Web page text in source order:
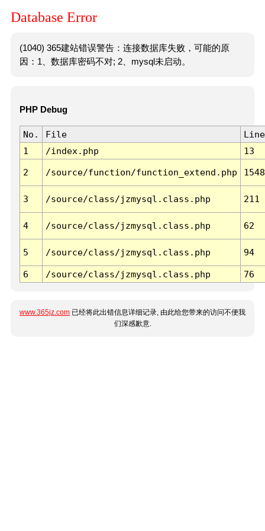
Database Error
(1040) 365建站错误警告：连接数据库失败，可能的原
因：1、数据库密码不对; 2、mysql未启动。
PHP Debug
No. File
Line
1
/index.php 13
2 /source/function/function_extend.php 1548
3 /source/class/jzmysql.class.php 211
4 /source/class/jzmysql.class.php 62
5 /source/class/jzmysql.class.php 94
6 /source/class/jzmysql.class.php 76
www.365jz.com 已经将此出错信息详细记录, 由此给您带来的访问不便我
们深感歉意.